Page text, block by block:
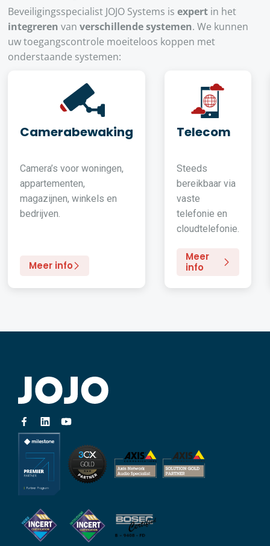
Beveiligingsspecialist JOJO Systems isexpert in het
integreren vanverschillende systemen. We kunnen
uw toegangscontrole moeiteloos koppen met
onderstaande systemen:
Camerabewaking
Camera’s voor woningen,
appartementen,
magazijnen, winkels en
bedrijven.
Meer info
Telecom
Steeds
bereikbaar via
vaste
telefonie en
cloudtelefonie.
Meer
info